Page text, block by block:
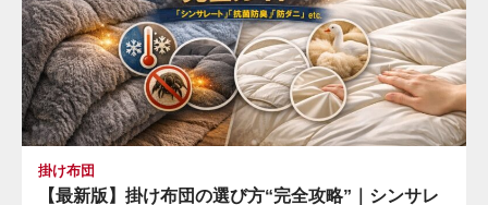
掛け布団
【最新版】掛け布団の選び方“完全攻略”｜シンサレ